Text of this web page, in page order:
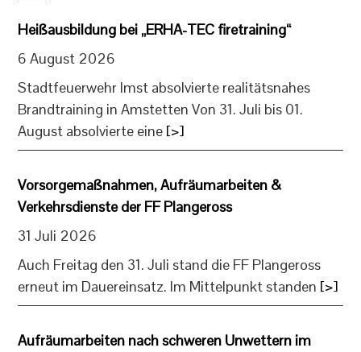
Heißausbildung bei „ERHA-TEC firetraining“
6 August 2026
Stadtfeuerwehr Imst absolvierte realitätsnahes
Brandtraining in Amstetten Von 31. Juli bis 01.
August absolvierte eine [>]
Vorsorgemaßnahmen, Aufräumarbeiten &
Verkehrsdienste der FF Plangeross
31 Juli 2026
Auch Freitag den 31. Juli stand die FF Plangeross
erneut im Dauereinsatz. Im Mittelpunkt standen [>]
Aufräumarbeiten nach schweren Unwettern im